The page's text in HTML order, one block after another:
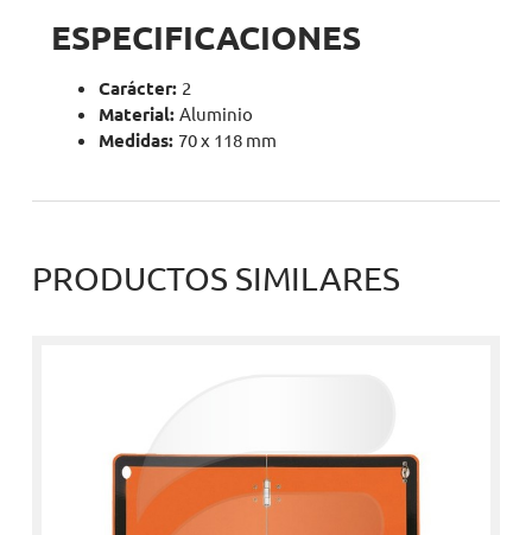
ESPECIFICACIONES
Carácter: 2
Material: Aluminio
Medidas: 70 x 118 mm
PRODUCTOS SIMILARES